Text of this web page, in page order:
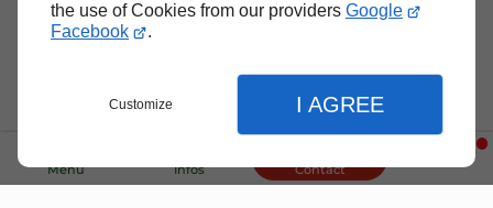
the use of Cookies from our providers Google
Facebook
.
Customize I AGREE
Menu Infos Contact